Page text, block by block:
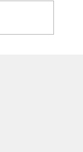
era de
y
y